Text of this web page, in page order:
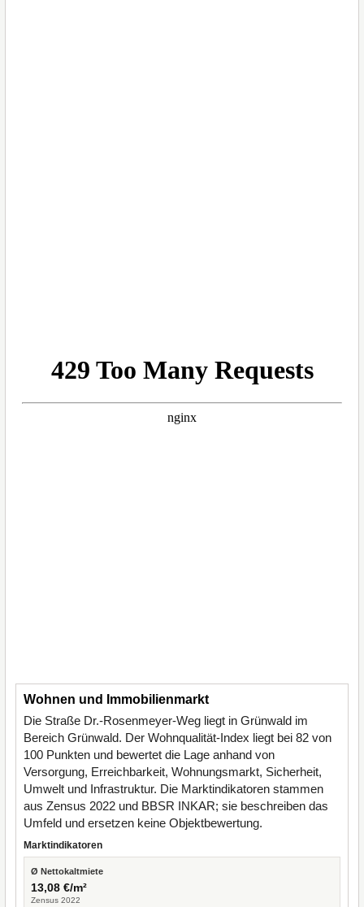
Wohnen und Immobilienmarkt
Die Straße Dr.-Rosenmeyer-Weg liegt in Grünwald im
Bereich Grünwald. Der Wohnqualität-Index liegt bei 82 von
100 Punkten und bewertet die Lage anhand von
Versorgung, Erreichbarkeit, Wohnungsmarkt, Sicherheit,
Umwelt und Infrastruktur. Die Marktindikatoren stammen
aus Zensus 2022 und BBSR INKAR; sie beschreiben das
Umfeld und ersetzen keine Objektbewertung.
Marktindikatoren
Ø Nettokaltmiete
13,08 €/m²
Zensus 2022